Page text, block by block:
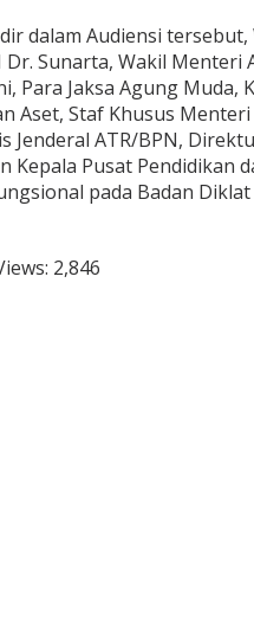
dalam Audiensi tersebut,
Dr. Sunarta, Wakil Menteri
Para Jaksa Agung Muda,
Aset, Staf Khusus Menteri
Jenderal ATR/BPN,
Kepala Pusat Pendidikan
pada Badan Diklat
2,846